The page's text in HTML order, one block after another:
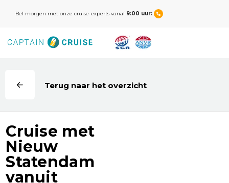
Bel morgen met onze cruise-experts vanaf 9:00 uur: